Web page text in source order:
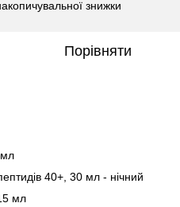
знижки
Порівняти
40+, 30 мл - нічний
мл